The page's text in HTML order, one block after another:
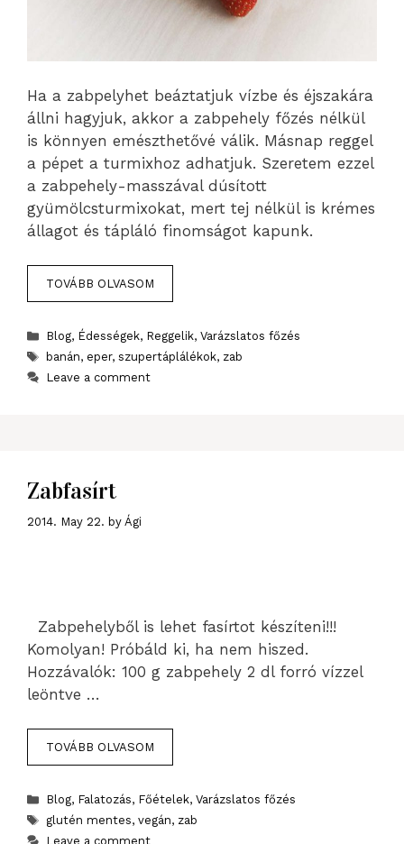
Ha a zabpelyhet beáztatjuk vízbe és éjszakára
állni hagyjuk, akkor a zabpehely főzés nélkül
is könnyen emészthetővé válik. Másnap reggel
a pépet a turmixhoz adhatjuk. Szeretem ezzel
a zabpehely-masszával dúsított
gyümölcsturmixokat, mert tej nélkül is krémes
állagot és tápláló finomságot kapunk.
TOVÁBB OLVASOM
Categories
Blog, Édességek, Reggelik, Varázslatos főzés
Tags
banán, eper, szupertáplálékok, zab
Leave a comment
Zabfasírt
2014. May 22. by Ági
Zabpehelyből is lehet fasírtot készíteni!!!
Komolyan! Próbáld ki, ha nem hiszed.
Hozzávalók: 100 g zabpehely 2 dl forró vízzel
leöntve …
TOVÁBB OLVASOM
Categories
Blog, Falatozás, Főételek, Varázslatos főzés
Tags
glutén mentes, vegán, zab
Leave a comment